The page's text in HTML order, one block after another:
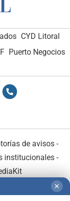
CYD Litoral
Puerto Negocios
de avisos -
institucionales-
✕